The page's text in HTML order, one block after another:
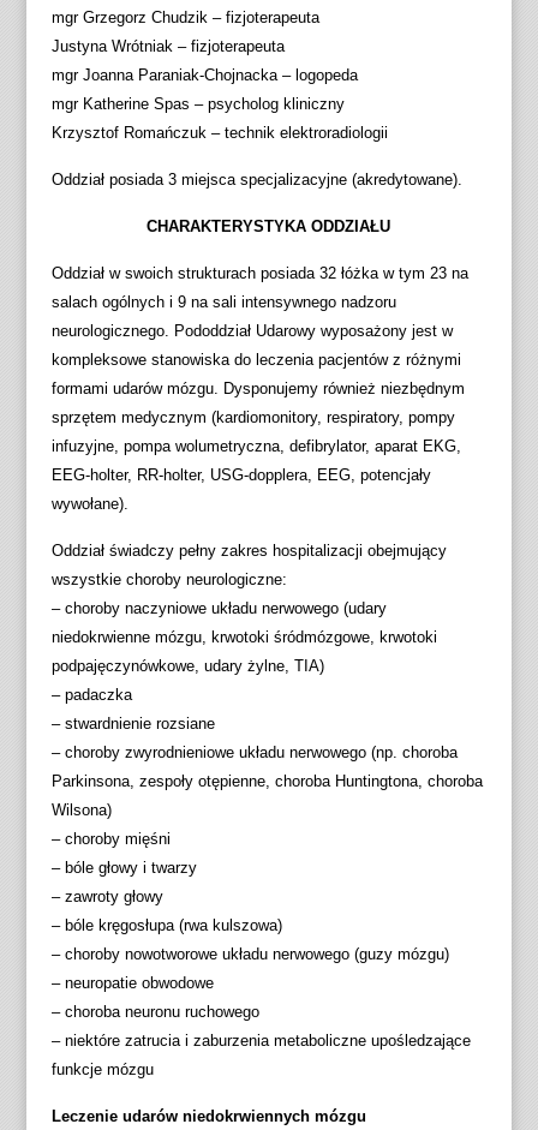
mgr Grzegorz Chudzik – fizjoterapeuta
Justyna Wrótniak – fizjoterapeuta
mgr Joanna Paraniak-Chojnacka – logopeda
mgr Katherine Spas – psycholog kliniczny
Krzysztof Romańczuk – technik elektroradiologii
Oddział posiada 3 miejsca specjalizacyjne (akredytowane).
CHARAKTERYSTYKA ODDZIAŁU
Oddział w swoich strukturach posiada 32 łóżka w tym 23 na
salach ogólnych i 9 na sali intensywnego nadzoru
neurologicznego. Pododdział Udarowy wyposażony jest w
kompleksowe stanowiska do leczenia pacjentów z różnymi
formami udarów mózgu. Dysponujemy również niezbędnym
sprzętem medycznym (kardiomonitory, respiratory, pompy
infuzyjne, pompa wolumetryczna, defibrylator, aparat EKG,
EEG-holter, RR-holter, USG-dopplera, EEG, potencjały
wywołane).
Oddział świadczy pełny zakres hospitalizacji obejmujący
wszystkie choroby neurologiczne:
– choroby naczyniowe układu nerwowego (udary
niedokrwienne mózgu, krwotoki śródmózgowe, krwotoki
podpajęczynówkowe, udary żylne, TIA)
– padaczka
– stwardnienie rozsiane
– choroby zwyrodnieniowe układu nerwowego (np. choroba
Parkinsona, zespoły otępienne, choroba Huntingtona, choroba
Wilsona)
– choroby mięśni
– bóle głowy i twarzy
– zawroty głowy
– bóle kręgosłupa (rwa kulszowa)
– choroby nowotworowe układu nerwowego (guzy mózgu)
– neuropatie obwodowe
– choroba neuronu ruchowego
– niektóre zatrucia i zaburzenia metaboliczne upośledzające
funkcje mózgu
Leczenie udarów niedokrwiennych mózgu